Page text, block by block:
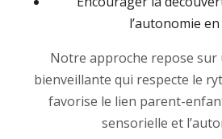
l’autonomie
Notre approche repose sur
bienveillante qui respecte le
favorise le lien parent-
sensorielle et